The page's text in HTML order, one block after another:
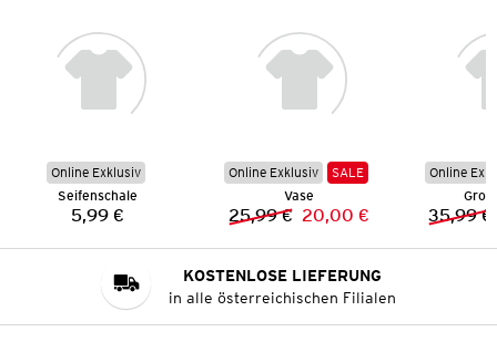
Online Exklusiv
Seifenschale
Preis:
5,99 €
Online Exklusiv
SALE
Vase
Vorheriger Preis:
25,99 € Neuer Preis:
20,00 €
Online
35,99 €
KOSTENLOSE LIEFERUNG
in alle österreichischen Filialen